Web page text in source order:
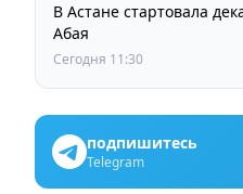
В Астане стартовала
Абая
Сегодня 11:30
подпишитесь
Telegram